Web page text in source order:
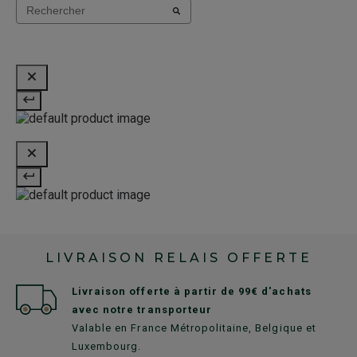
LIVRAISON RELAIS OFFERTE
Livraison offerte à partir de 99€ d'achats
avec notre transporteur
Valable en France Métropolitaine, Belgique et
Luxembourg.